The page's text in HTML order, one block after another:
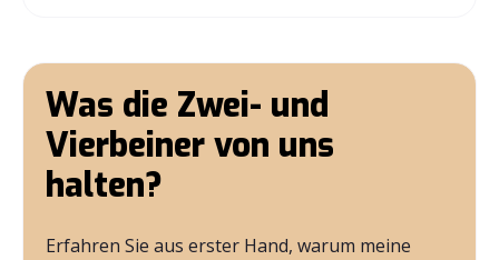
Was die Zwei- und
Vierbeiner von uns
halten?
Erfahren Sie aus erster Hand, warum meine